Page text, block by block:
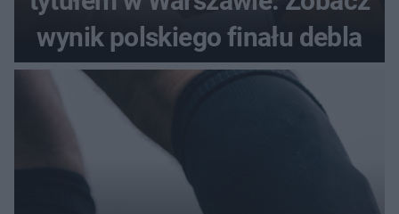
wynik polskiego finału debla